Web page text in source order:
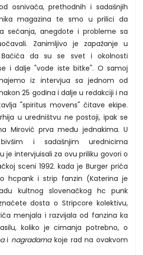
osnivača, prethodnih i sadašnjih
magazina te smo u prilici da
sećanja, anegdote i probleme sa
Zanimljivo je zapažanje u
Baćića da su se svet i okolnosti
i dalje "vode iste bitke". O samoj
iz intervjua sa jednom od
25 godina i dalje u redakciji i na
"spiritus movens" čitave ekipe.
u uredništvu ne postoji, ipak se
Mirović prva među jednakima. U
i sadašnjim urednicima
je intervjuisali za ovu priliku govori o
sceni 1992. kada je Burger priča
hcpank i strip fanzin (Katerina je
kultnog slovenačkog hc punk
dosta o Stripcore kolektivu,
menjala i razvijala od fanzina ka
koliko je cimanja potrebno, o
i nagradama koje rad na ovakvom